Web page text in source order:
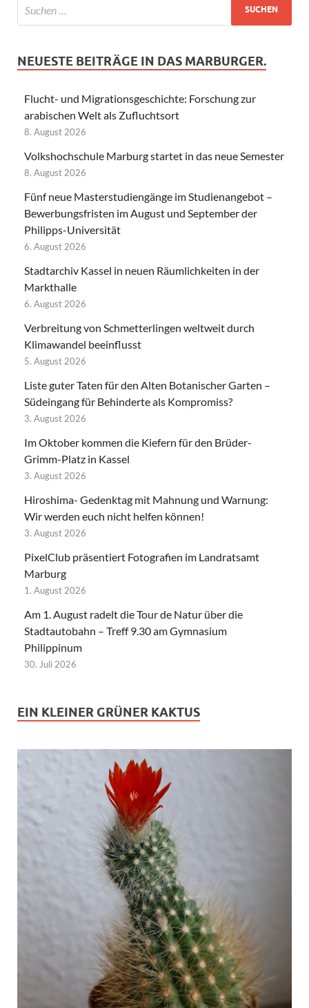
NEUESTE BEITRÄGE IN DAS MARBURGER.
Flucht- und Migrationsgeschichte: Forschung zur
arabischen Welt als Zufluchtsort
8. August 2026
Volkshochschule Marburg startet in das neue Semester
8. August 2026
Fünf neue Masterstudiengänge im Studienangebot –
Bewerbungsfristen im August und September der
Philipps-Universität
6. August 2026
Stadtarchiv Kassel in neuen Räumlichkeiten in der
Markthalle
6. August 2026
Verbreitung von Schmetterlingen weltweit durch
Klimawandel beeinflusst
5. August 2026
Liste guter Taten für den Alten Botanischer Garten –
Südeingang für Behinderte als Kompromiss?
3. August 2026
Im Oktober kommen die Kiefern für den Brüder-
Grimm-Platz in Kassel
3. August 2026
Hiroshima- Gedenktag mit Mahnung und Warnung:
Wir werden euch nicht helfen können!
3. August 2026
PixelClub präsentiert Fotografien im Landratsamt
Marburg
1. August 2026
Am 1. August radelt die Tour de Natur über die
Stadtautobahn – Treff 9.30 am Gymnasium
Philippinum
30. Juli 2026
EIN KLEINER GRÜNER KAKTUS